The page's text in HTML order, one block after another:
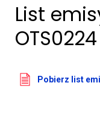
List
OTS0224
Pobierz list